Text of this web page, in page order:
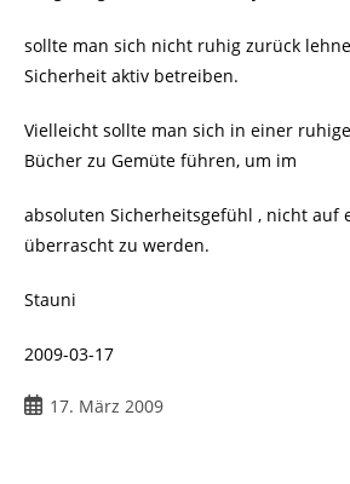
sollte man sich nicht ruhig zurück
Sicherheit aktiv betreiben.
Vielleicht sollte man sich in einer
Bücher zu Gemüte führen, um im
absoluten Sicherheitsgefühl , nicht auf
überrascht zu werden.
Stauni
2009-03-17
Beitrag17. März 2009